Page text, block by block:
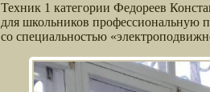
Техник 1 категории Федореев
для школьников профессиональную
со специальностью